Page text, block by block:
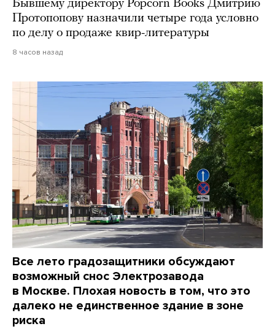
Бывшему директору Popcorn Books Дмитрию
Протопопову назначили четыре года условно
по делу о продаже квир-литературы
8 часов назад
Все лето градозащитники обсуждают
возможный снос Электрозавода
в Москве. Плохая новость в том, что это
далеко не единственное здание в зоне
риска